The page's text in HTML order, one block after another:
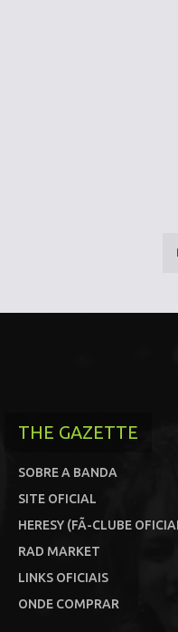
THE GAZETTE
SOBRE A BANDA
SITE OFICIAL
HERESY (FÃ-CLUBE
RAD MARKET
LINKS OFICIAIS
ONDE COMPRAR